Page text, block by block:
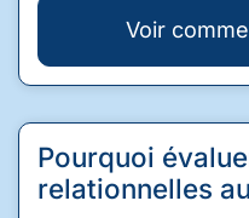
Voir
Pourquoi
relationnelles